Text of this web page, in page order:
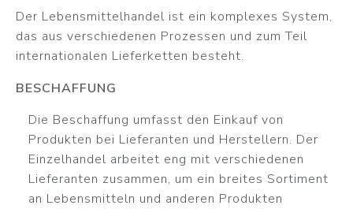
Der Lebensmittelhandel ist ein komplexes System,
das aus verschiedenen Prozessen und zum Teil
internationalen Lieferketten besteht.
BESCHAFFUNG
Die Beschaffung umfasst den Einkauf von
Produkten bei Lieferanten und Herstellern. Der
Einzelhandel arbeitet eng mit verschiedenen
Lieferanten zusammen, um ein breites Sortiment
an Lebensmitteln und anderen Produkten